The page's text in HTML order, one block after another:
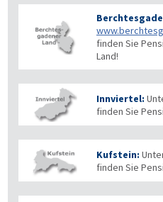
finden Sie
Land!
Innviertel:
finden Sie
Kufstein:
finden Sie